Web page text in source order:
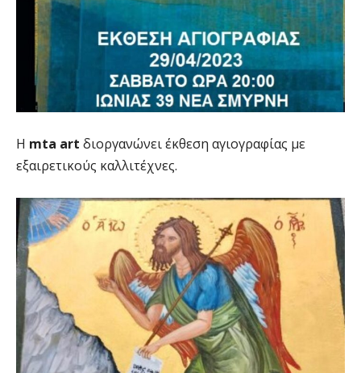
Η mta art διοργανώνει έκθεση αγιογραφίας με
εξαιρετικούς καλλιτέχνες.